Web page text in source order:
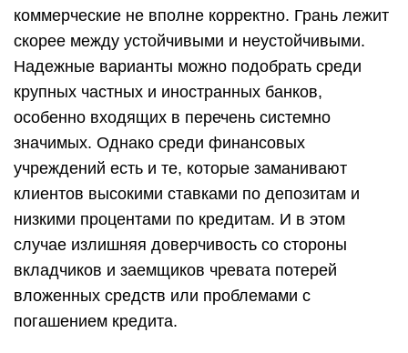
коммерческие не вполне корректно. Грань лежит
скорее между устойчивыми и неустойчивыми.
Надежные варианты можно подобрать среди
крупных частных и иностранных банков,
особенно входящих в перечень системно
значимых. Однако среди финансовых
учреждений есть и те, которые заманивают
клиентов высокими ставками по депозитам и
низкими процентами по кредитам. И в этом
случае излишняя доверчивость со стороны
вкладчиков и заемщиков чревата потерей
вложенных средств или проблемами с
погашением кредита.